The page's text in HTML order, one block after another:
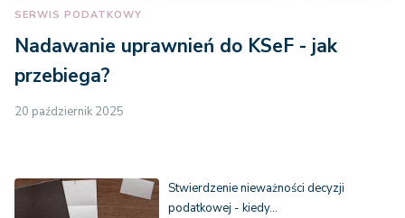
SERWIS PODATKOWY
Nadawanie uprawnień do KSeF - jak
przebiega?
20 październik 2025
Stwierdzenie nieważności decyzji
podatkowej - kiedy…